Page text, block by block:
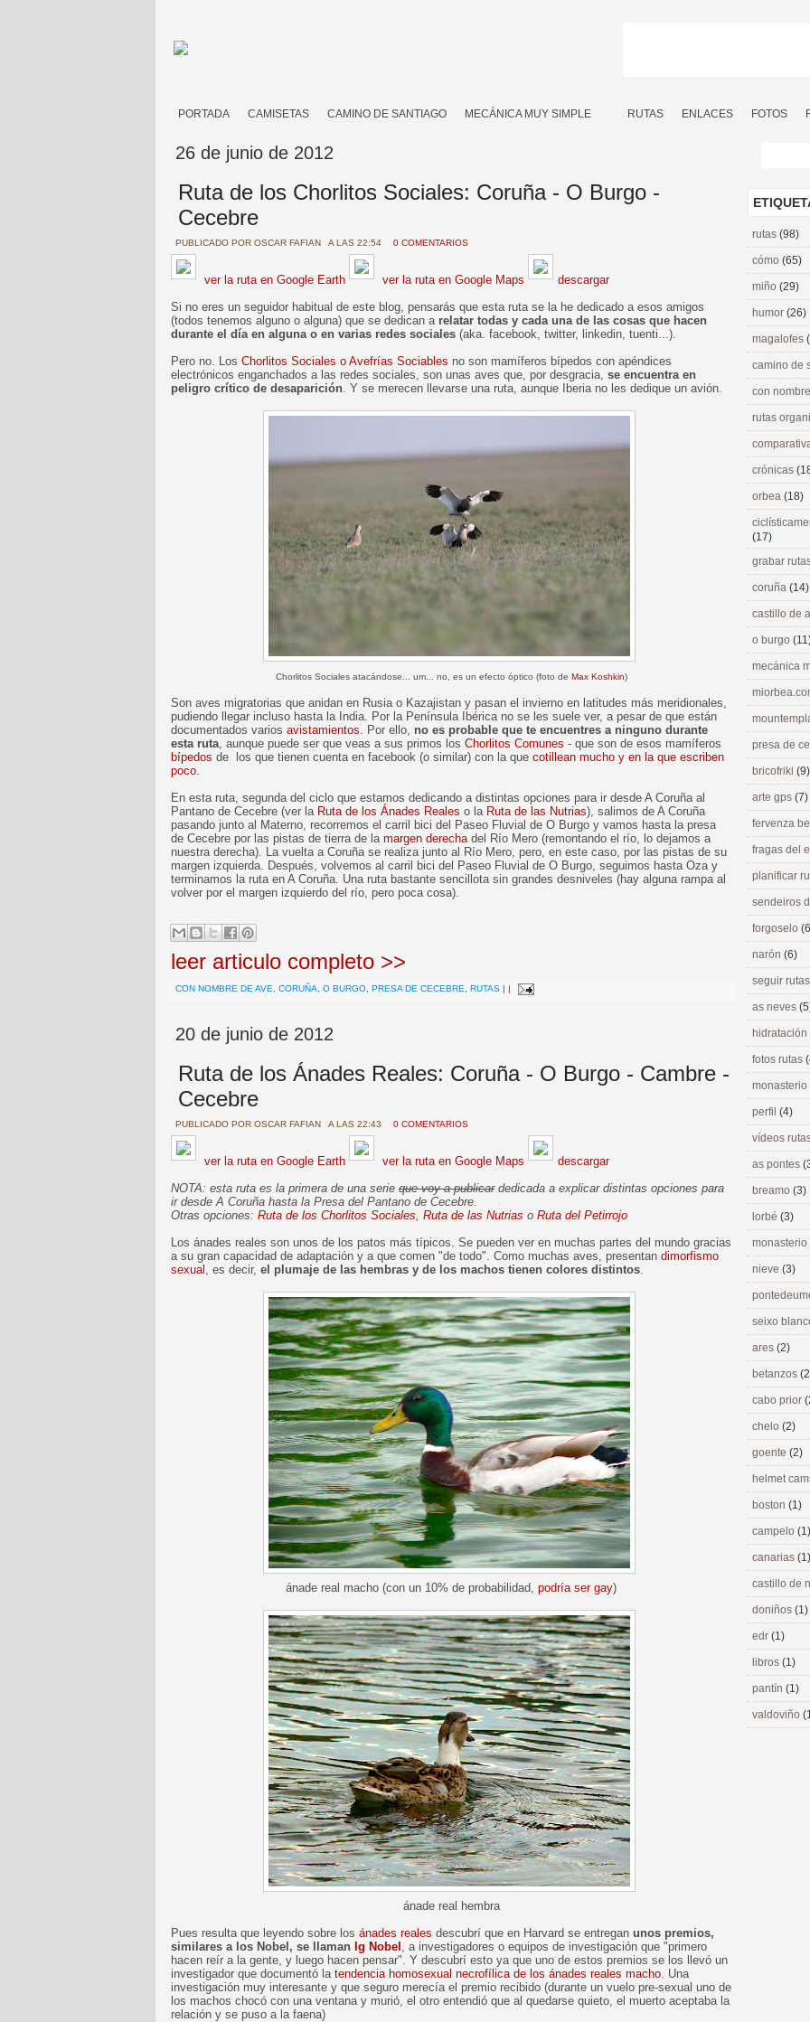
PORTADA CAMISETAS CAMINO DE SANTIAGO MECÁNICA MUY SIMPLE RUTAS ENLACES FOTOS
26 de junio de 2012
Ruta de los Chorlitos Sociales: Coruña - O Burgo -
Cecebre
PUBLICADO POR OSCAR FAFIAN A LAS 22:54 0 COMENTARIOS
ver la ruta en Google Earth ver la ruta en Google Maps
descargar
Si no eres un seguidor habitual de este blog, pensarás que esta ruta se la he dedicado a esos amigos
(todos tenemos alguno o alguna) que se dedican a relatar todas y cada una de las cosas que hacen
durante el día en alguna o en varias redes sociales (aka. facebook, twitter, linkedin, tuenti...).
Pero no. Los Chorlitos Sociales o Avefrías Sociables no son mamíferos bípedos con apéndices
electrónicos enganchados a las redes sociales, son unas aves que, por desgracia, se encuentra en
peligro crítico de desaparición. Y se merecen llevarse una ruta, aunque Iberia no les dedique un avión.
Chorlitos Sociales atacándose... um... no, es un efecto óptico (foto de Max Koshkin)
Son aves migratorias que anidan en Rusia o Kazajistan y pasan el invierno en latitudes más meridionales,
pudiendo llegar incluso hasta la India. Por la Península Ibérica no se les suele ver, a pesar de que están
documentados varios avistamientos. Por ello, no es probable que te encuentres a ninguno durante
esta ruta, aunque puede ser que veas a sus primos los Chorlitos Comunes - que son de esos mamíferos
bípedos de los que tienen cuenta en facebook (o similar) con la que cotillean mucho y en la que escriben
poco.
En esta ruta, segunda del ciclo que estamos dedicando a distintas opciones para ir desde A Coruña al
Pantano de Cecebre (ver la Ruta de los Ánades Reales o la Ruta de las Nutrias), salimos de A Coruña
pasando junto al Materno, recorremos el carril bici del Paseo Fluvial de O Burgo y vamos hasta la presa
de Cecebre por las pistas de tierra de la margen derechadel Río Mero (remontando el río, lo dejamos a
nuestra derecha). La vuelta a Coruña se realiza junto al Río Mero, pero, en este caso, por las pistas de su
margen izquierda. Después, volvemos al carril bici del Paseo Fluvial de O Burgo, seguimos hasta Oza y
terminamos la ruta en A Coruña. Una ruta bastante sencillota sin grandes desniveles (hay alguna rampa al
volver por el margen izquierdo del río, pero poca cosa).
leer articulo completo >>
CON NOMBRE DE AVE CORUÑA O BURGO PRESA DE CECEBRE RUTAS | |
20 de junio de 2012
Ruta de los Ánades Reales: Coruña - O Burgo - Cambre -
Cecebre
PUBLICADO POR OSCAR FAFIAN A LAS 22:43 0 COMENTARIOS
ver la ruta en Google Earth ver la ruta en Google Maps
descargar
NOTA: esta ruta es la primera de una serie que voy a publicardedicada a explicar distintas opciones para
ir desde A Coruña hasta la Presa del Pantano de Cecebre.
Otras opciones: Ruta de los Chorlitos Sociales Ruta de las Nutrias o Ruta del Petirrojo
Los ánades reales son unos de los patos más típicos. Se pueden ver en muchas partes del mundo gracias
a su gran capacidad de adaptación y a que comen "de todo". Como muchas aves, presentan dimorfismo
sexual , es decir, el plumaje de las hembras y de los machos tienen colores distintos
ánade real macho (con un 10% de probabilidad, podría ser gay)
ánade real hembra
Pues resulta que leyendo sobre los ánades reales descubrí que en Harvard se entregan unos premios,
similares a los Nobel, se llaman Ig Nobel , a investigadores o equipos de investigación que "primero
hacen reír a la gente, y luego hacen pensar". Y descubrí esto ya que uno de estos premios se los llevó un
investigador que documentó la tendencia homosexual necrofílica de los ánades reales macho . Una
investigación muy interesante y que seguro merecía el premio recibido (durante un vuelo pre-sexual uno de
los machos chocó con una ventana y murió, el otro entendió que al quedarse quieto, el muerto aceptaba la
relación y se puso a la faena)
rutas (98)
cómo (65)
miño (29)
humor (26)
magalofes
camino de
con
rutas
crónicas
orbea (18)
(17)
grabar
coruña (14)
castillo de
o burgo
mecánica
presa de
bricofriki (9)
arte gps (7)
fervenza
fragas del
planificar
sendeiros
forgoselo
narón (6)
seguir
as neves
hidratación
fotos rutas
perfil (4)
vídeos
as pontes
breamo (3)
lorbé (3)
nieve (3)
seixo
ares (2)
betanzos
cabo prior
chelo (2)
goente (2)
helmet
boston (1)
campelo (1)
canarias (1)
castillo de
doniños (1)
edr (1)
libros (1)
pantín (1)
valdoviño